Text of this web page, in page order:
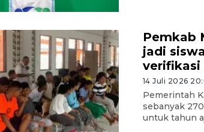
Pemkab
jadi
14 Juli 2026
Pemerintah
sebanyak
untuk tahun